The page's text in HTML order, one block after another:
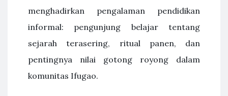
menghadirkan pengalaman pendidikan
informal: pengunjung belajar tentang
sejarah terasering, ritual panen, dan
pentingnya nilai gotong royong dalam
komunitas Ifugao.